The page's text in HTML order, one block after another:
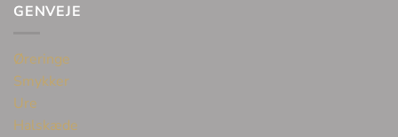
GENVEJE
Øreringe
Smykker
Ure
Halskæde